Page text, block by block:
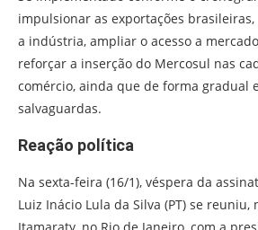
impulsionar as exportações
a indústria, ampliar o acesso a
reforçar a inserção do Mercosul nas
comércio, ainda que de forma gradual
salvaguardas.
Reação política
Na sexta-feira (16/1), véspera da
Luiz Inácio Lula da Silva (PT) se reuniu,